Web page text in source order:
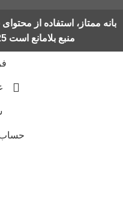
بانه ممتاز، استفاده از
منبع بلامانع است Copyright © 2017-2025
حساب